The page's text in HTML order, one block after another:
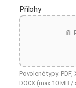
Přílohy
📎
Povolené typy: PDF,
DOCX (max 10 MB